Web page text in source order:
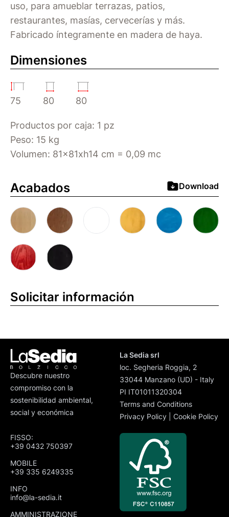
uso, para amueblar terrazas, patios,
restaurantes, masías, cervecerías y más.
Fabricado íntegramente en madera de haya.
Dimensiones
75 80 80
Productos por caja: 1 pz
Peso: 15 kg
Volumen: 81x81xh14 cm = 0,09 mc
Acabados Download
Solicitar información
Descubre nuestro
compromiso con la
sostenibilidad ambiental,
social y económica
La Sedia srl
loc. Segheria Roggia, 2
33044 Manzano (UD) - Italy
PI IT01011320304
Terms and Conditions
Privacy Policy
Cookie Policy
FISSO:
+39 0432 750397
MOBILE
+39 335 6249335
INFO
info@la-sedia.it
AMMINISTRAZIONE